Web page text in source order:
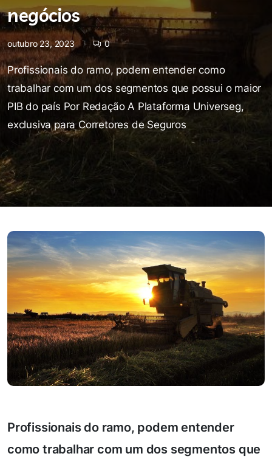
negócios
outubro 23, 2023 0
Profissionais do ramo, podem entender como
trabalhar com um dos segmentos que possui o maior
PIB do país Por Redação A Plataforma Universeg,
exclusiva para Corretores de Seguros
Profissionais do ramo, podem entender
como trabalhar com um dos segmentos que